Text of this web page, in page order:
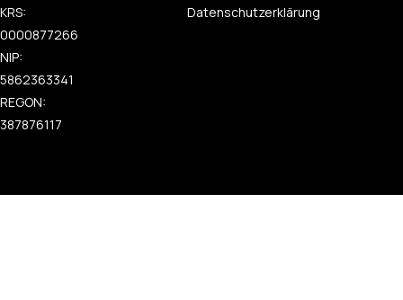
KRS:
0000877266
NIP:
5862363341
REGON:
387876117
Datenschutzerklärung